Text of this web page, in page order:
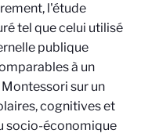
l'étude
tel que celui utilisé
publique
à un
sur un
cognitives et
socio-économique